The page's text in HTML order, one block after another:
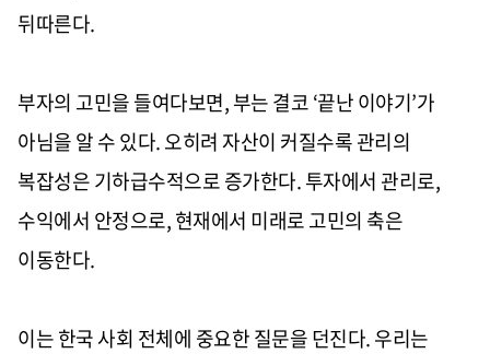
뒤따른다.
부자의 고민을 들여다보면, 부는 결코 ‘끝난 이야기’가
아님을 알 수 있다. 오히려 자산이 커질수록 관리의
복잡성은 기하급수적으로 증가한다. 투자에서 관리로,
수익에서 안정으로, 현재에서 미래로 고민의 축은
이동한다.
이는 한국 사회 전체에 중요한 질문을 던진다. 우리는